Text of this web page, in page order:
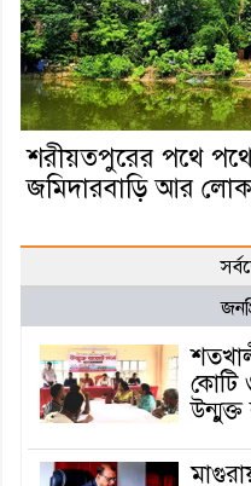
শরীয়তপুরের পথে
জমিদারবাড়ি আর
কোটি